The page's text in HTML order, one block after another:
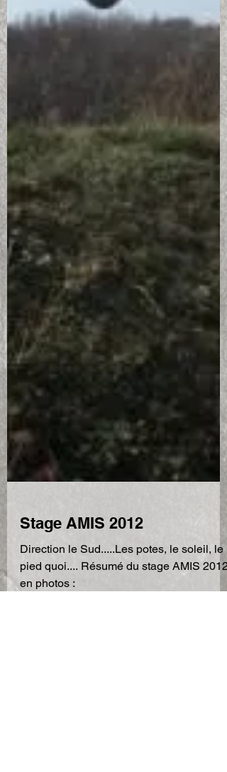
Direction le Sud.....Les potes, le soleil, le
pied quoi.... Résumé du stage AMIS 2012